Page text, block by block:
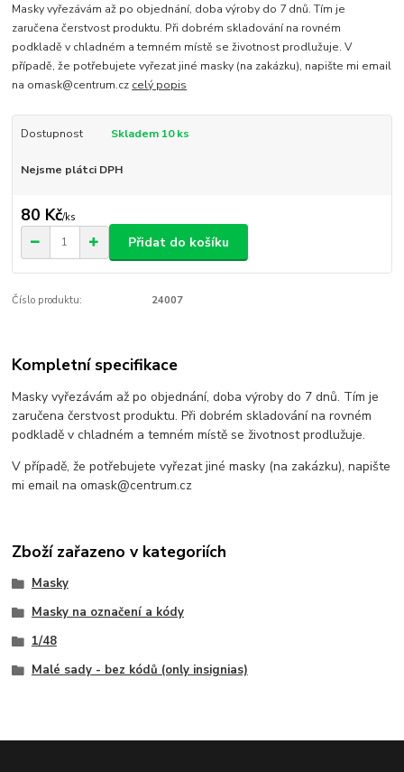
Masky vyřezávám až po objednání, doba výroby do 7 dnů. Tím je
zaručena čerstvost produktu. Při dobrém skladování na rovném
podkladě v chladném a temném místě se životnost prodlužuje. V
případě, že potřebujete vyřezat jiné masky (na zakázku), napište mi email
na omask@centrum.cz celý popis
Dostupnost Skladem 10 ks
Nejsme plátci DPH
80 Kč/ks
Přidat do košíku
Číslo produktu: 24007
Kompletní specifikace
Masky vyřezávám až po objednání, doba výroby do 7 dnů. Tím je
zaručena čerstvost produktu. Při dobrém skladování na rovném
podkladě v chladném a temném místě se životnost prodlužuje.
V případě, že potřebujete vyřezat jiné masky (na zakázku), napište
mi email na omask@centrum.cz
Zboží zařazeno v kategoriích
Masky
Masky na označení a kódy
1/48
Malé sady - bez kódů (only insignias)